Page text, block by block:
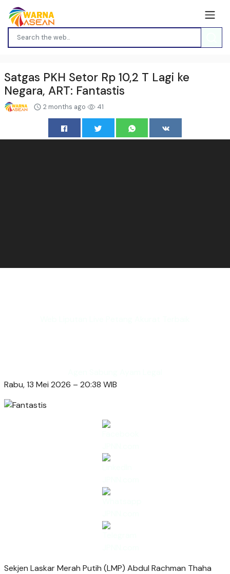
Satgas PKH Setor Rp 10,2 T Lagi ke
Negara, ART: Fantastis
2 months ago 41
Rabu, 13 Mei 2026 – 20:38 WIB
Sekjen Laskar Merah Putih (LMP) Abdul Rachman Thaha